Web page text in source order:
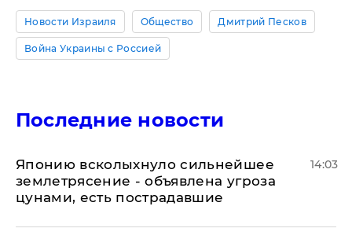
Новости Израиля Общество Дмитрий Песков
Война Украины с Россией
Последние новости
Японию всколыхнуло сильнейшее
землетрясение - объявлена угроза
цунами, есть пострадавшие
14:03